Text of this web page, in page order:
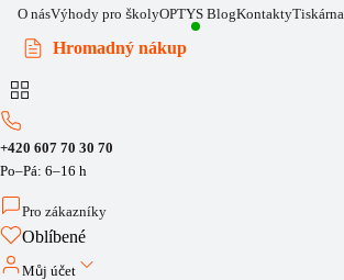
O násVýhody pro školyOPTYS BlogKontakty
Hromadný nákup
+420 607 70 30 70
Po–Pá: 6–16 h
Pro zákazníky
Oblíbené
Můj účet